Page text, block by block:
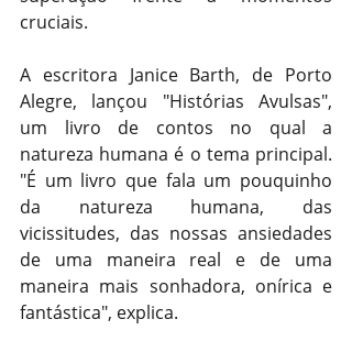
cruciais.
A escritora Janice Barth, de Porto
Alegre, lançou "Histórias Avulsas",
um livro de contos no qual a
natureza humana é o tema principal.
"É um livro que fala um pouquinho
da natureza humana, das
vicissitudes, das nossas ansiedades
de uma maneira real e de uma
maneira mais sonhadora, onírica e
fantástica", explica.